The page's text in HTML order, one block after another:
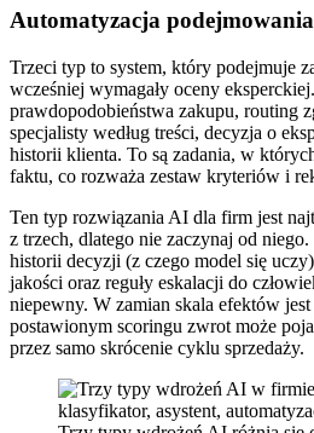
Automatyzacja
Trzeci typ to system, który podejmuje
wcześniej wymagały oceny
prawdopodobieństwa zakupu, routing
specjalisty według treści, decyzja o
historii klienta. To są zadania, w
faktu, co rozważa zestaw kryteriów i
Ten typ rozwiązania AI dla firm jest
z trzech, dlatego nie zaczynaj od
historii decyzji (z czego model się
jakości oraz reguły eskalacji do
niepewny. W zamian skala efektów
postawionym scoringu zwrot może
przez samo skrócenie cyklu sprzedaży.